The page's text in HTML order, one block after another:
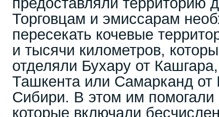
Торговцам и эмиссарам
пересекать кочевые
и тысячи километров,
отделяли Бухару от
Ташкента или Самарканд от
Сибири. В этом им помогали
которые включали